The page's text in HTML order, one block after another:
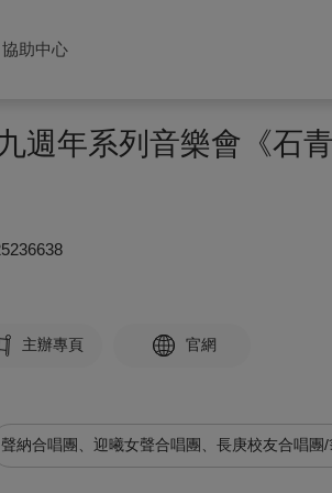
協助中心
週年系列音樂會《石
主辦專頁 官網
聲納合唱團、迎曦女聲合唱團、長庚校友合唱團/